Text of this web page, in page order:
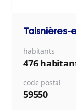
Taisnières-
habitants
476
code postal
59550